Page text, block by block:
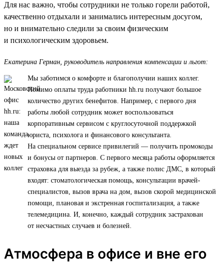
Для нас важно, чтобы сотрудники не только горели работой,
качественно отдыхали и занимались интересным досугом,
но и внимательно следили за своим физическим
и психологическим здоровьем.
Екатерина Герман, руководитель направления компенсации и льгот:
Мы заботимся о комфорте и благополучии наших коллег.
Помимо оплаты труда работники hh.ru получают большое
количество других бенефитов. Например, с первого дня
работы любой сотрудник может воспользоваться
корпоративным сервисом с круглосуточной поддержкой
юриста, психолога и финансового консультанта.
На специальном сервисе привилегий — получить промокоды
и бонусы от партнеров. С первого месяца работы оформляется
страховка для выезда за рубеж, а также полис ДМС, в который
входят: стоматологическая помощь, консультации врачей-
специалистов, вызов врача на дом, вызов скорой медицинской
помощи, плановая и экстренная госпитализация, а также
телемедицина. И, конечно, каждый сотрудник застрахован
от несчастных случаев и болезней.
Атмосфера в офисе и вне его